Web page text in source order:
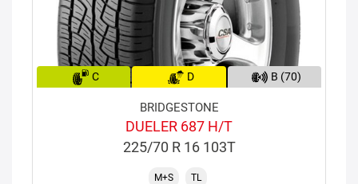
C D B (70)
BRIDGESTONE
DUELER 687 H/T
225/70 R 16 103T
M+S TL